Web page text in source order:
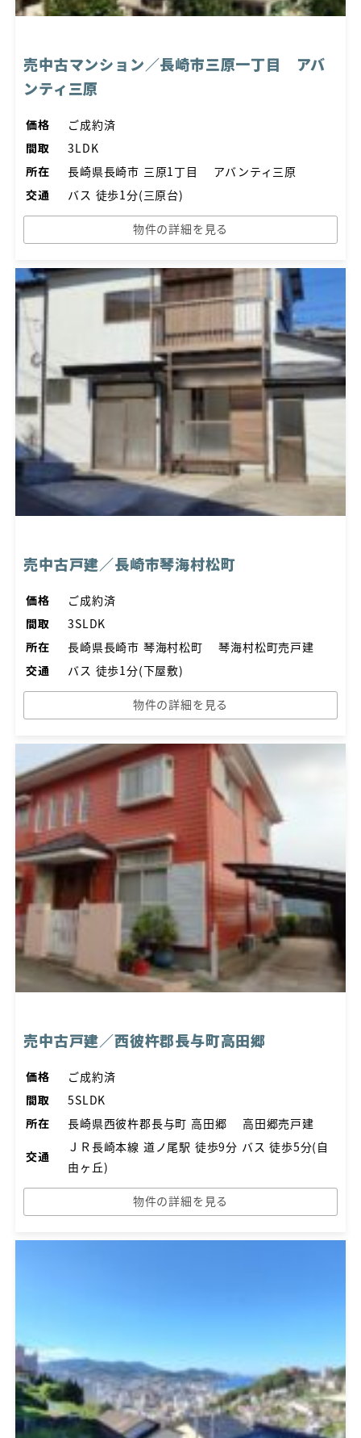
売中古マンション／長崎市三原一丁目 アバ
ンティ三原
価格
ご成約済
間取
3LDK
所在
長崎県長崎市 三原1丁目 アバンティ三原
交通
バス 徒歩1分(三原台)
物件の詳細を見る
売中古戸建／長崎市琴海村松町
価格
ご成約済
間取
3SLDK
所在
長崎県長崎市 琴海村松町 琴海村松町売戸建
交通
バス 徒歩1分(下屋敷)
物件の詳細を見る
売中古戸建／西彼杵郡長与町高田郷
価格
ご成約済
間取
5SLDK
所在
長崎県西彼杵郡長与町 高田郷 高田郷売戸建
交通
ＪＲ長崎本線 道ノ尾駅 徒歩9分 バス 徒歩5分(自
由ヶ丘)
物件の詳細を見る